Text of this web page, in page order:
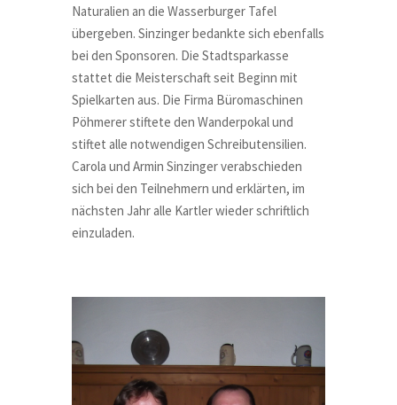
Naturalien an die Wasserburger Tafel
übergeben. Sinzinger bedankte sich ebenfalls
bei den Sponsoren. Die Stadtsparkasse
stattet die Meisterschaft seit Beginn mit
Spielkarten aus. Die Firma Büromaschinen
Pöhmerer stiftete den Wanderpokal und
stiftet alle notwendigen Schreibutensilien.
Carola und Armin Sinzinger verabschieden
sich bei den Teilnehmern und erklärten, im
nächsten Jahr alle Kartler wieder schriftlich
einzuladen.